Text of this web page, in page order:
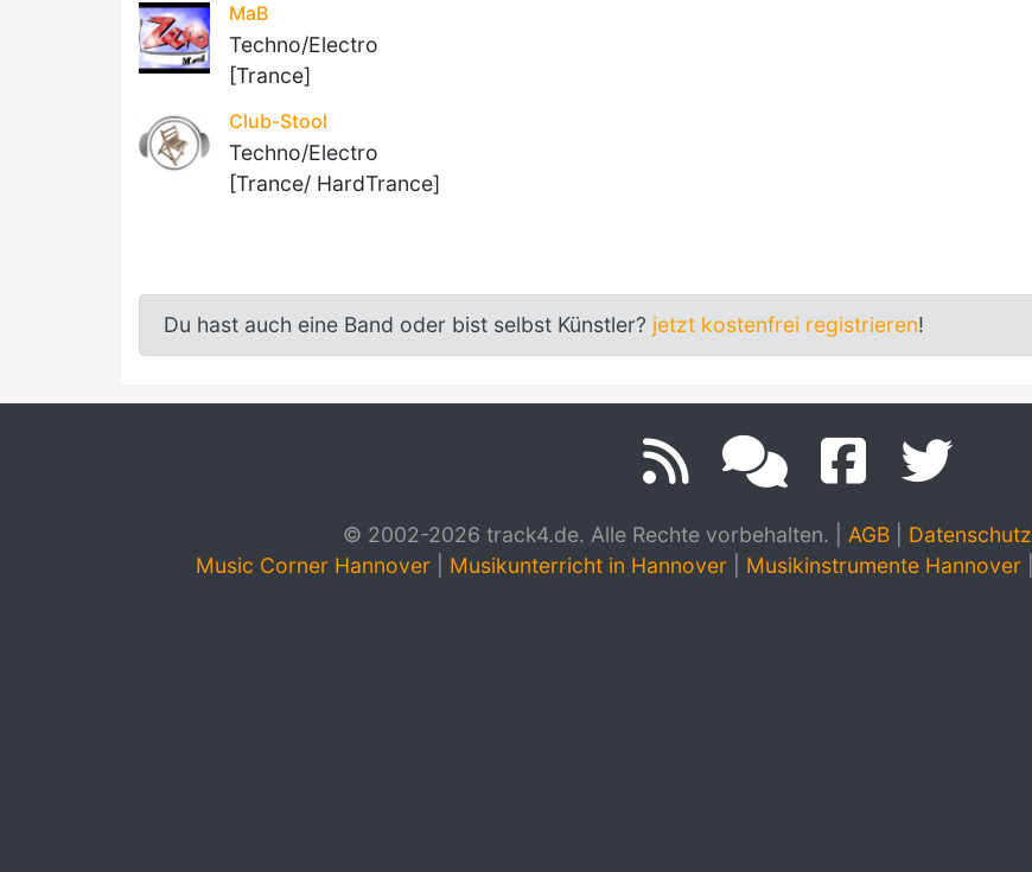
MaB
Techno/Electro
[Trance]
Club-Stool
Techno/Electro
[Trance/ HardTrance]
Du hast auch eine Band oder bist selbst Künstler? jetzt kostenfrei registrieren!
© 2002-2026 track4.de. Alle Rechte vorbehalten. AGB| Datenschutz
Music Corner Hannover
Musikunterricht in Hannover Musikinstrumente Hannover